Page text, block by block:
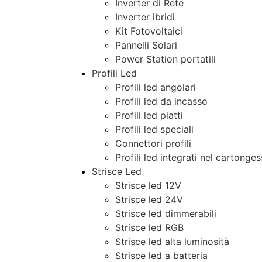
Inverter di Rete
Inverter ibridi
Kit Fotovoltaici
Pannelli Solari
Power Station portatili
Profili Led
Profili led angolari
Profili led da incasso
Profili led piatti
Profili led speciali
Connettori profili
Profili led integrati nel
Strisce Led
Strisce led 12V
Strisce led 24V
Strisce led dimmerabili
Strisce led RGB
Strisce led alta luminosità
Strisce led a batteria